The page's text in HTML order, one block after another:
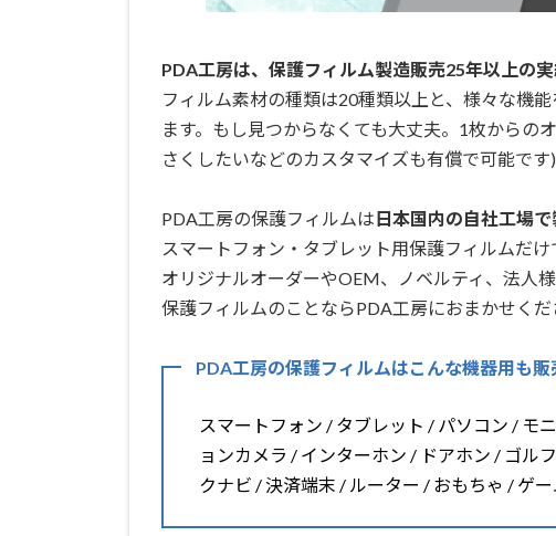
PDA工房は、保護フィルム製造販売25年以上の実
フィルム素材の種類は20種類以上と、様々な機
ます。もし見つからなくても大丈夫。1枚からの
さくしたいなどのカスタマイズも有償で可能です)
PDA工房の保護フィルムは 日本国内の自社工場
スマートフォン・タブレット用保護フィルムだけ
オリジナルオーダーやOEM、ノベルティ、法人
保護フィルムのことならPDA工房におまかせくだ
PDA工房の保護フィルムはこんな機器用も販
スマートフォン / タブレット / パソコン / モ
ョンカメラ / インターホン / ドアホン / ゴル
クナビ / 決済端末 / ルーター / おもちゃ / ゲ